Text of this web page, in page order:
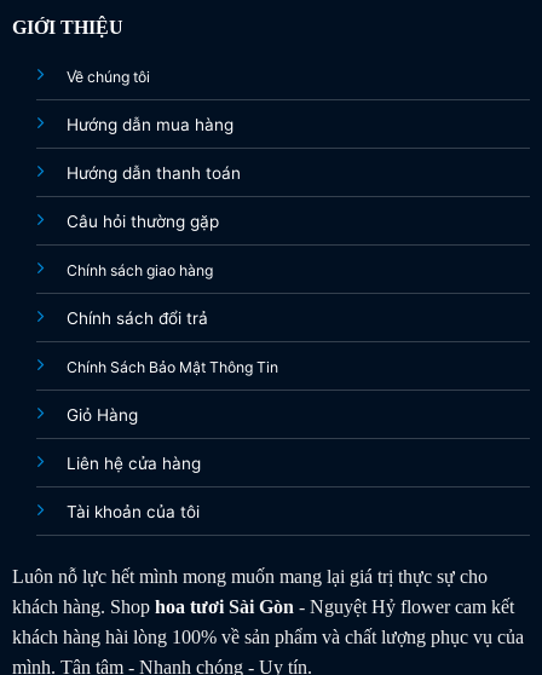
GIỚI THIỆU
Về chúng tôi
Hướng dẫn mua hàng
Hướng dẫn thanh toán
Câu hỏi thường gặp
Chính sách giao hàng
Chính sách đổi trả
Chính Sách Bảo Mật Thông Tin
Giỏ Hàng
Liên hệ cửa hàng
Tài khoản của tôi
Luôn nỗ lực hết mình mong muốn mang lại giá trị thực sự cho
khách hàng. Shop hoa tươiSài Gòn - Nguyệt Hỷ flower cam kết
khách hàng hài lòng 100% về sản phẩm và chất lượng phục vụ của
mình. Tận tâm - Nhanh chóng - Uy tín.